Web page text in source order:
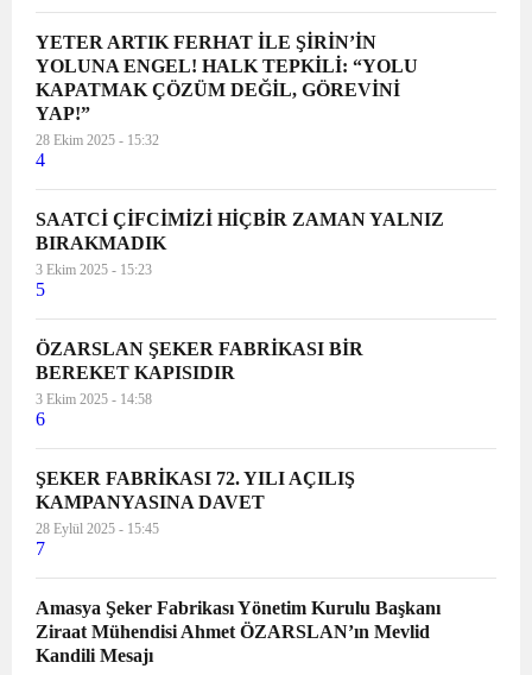
YETER ARTIK FERHAT İLE ŞİRİN’İN
YOLUNA ENGEL! HALK TEPKİLİ: “YOLU
KAPATMAK ÇÖZÜM DEĞİL, GÖREVİNİ
YAP!”
28 Ekim 2025 - 15:32
4
SAATCİ ÇİFCİMİZİ HİÇBİR ZAMAN YALNIZ
BIRAKMADIK
3 Ekim 2025 - 15:23
5
ÖZARSLAN ŞEKER FABRİKASI BİR
BEREKET KAPISIDIR
3 Ekim 2025 - 14:58
6
ŞEKER FABRİKASI 72. YILI AÇILIŞ
KAMPANYASINA DAVET
28 Eylül 2025 - 15:45
7
Amasya Şeker Fabrikası Yönetim Kurulu Başkanı
Ziraat Mühendisi Ahmet ÖZARSLAN’ın Mevlid
Kandili Mesajı